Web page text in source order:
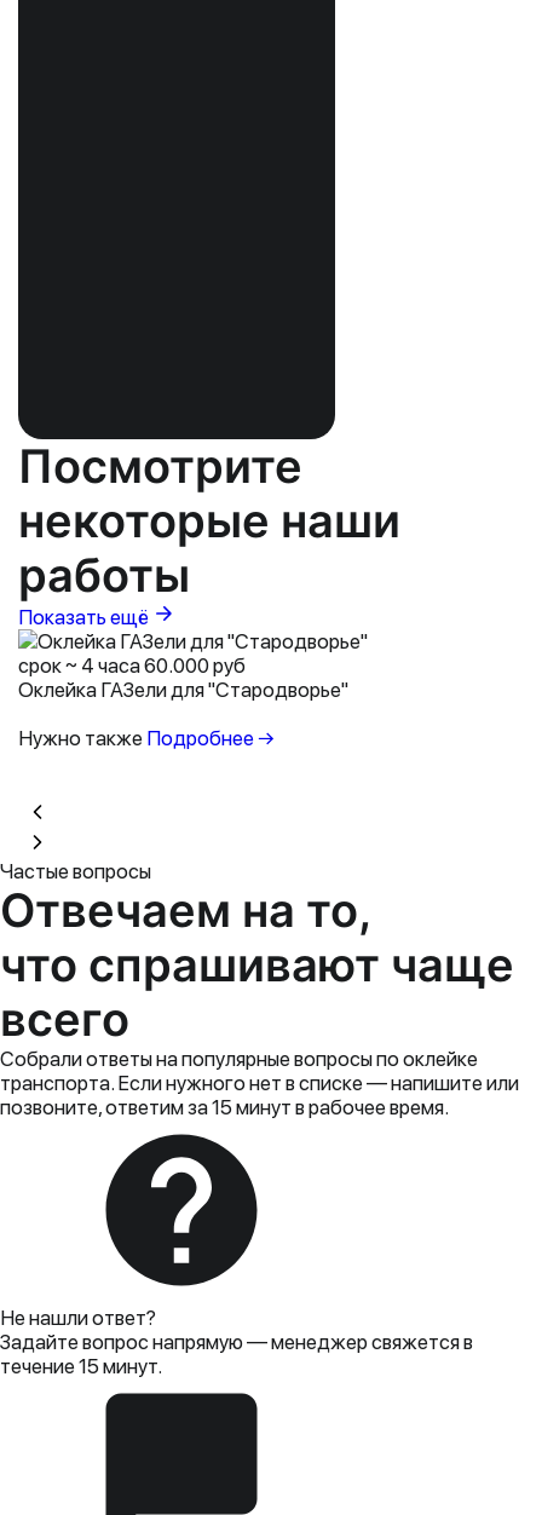
Посмотрите
некоторые наши
работы
Показать ещё
срок ~ 4 часа60.000 руб
Оклейка ГАЗели для "Стародворье"
Нужно также Подробнее →
Частые вопросы
Отвечаем на то,
что спрашивают чаще
всего
Собрали ответы на популярные вопросы по оклейке
транспорта. Если нужного нет в списке — напишите или
позвоните, ответим за 15 минут в рабочее время.
Не нашли ответ?
Задайте вопрос напрямую — менеджер свяжется в
течение 15 минут.